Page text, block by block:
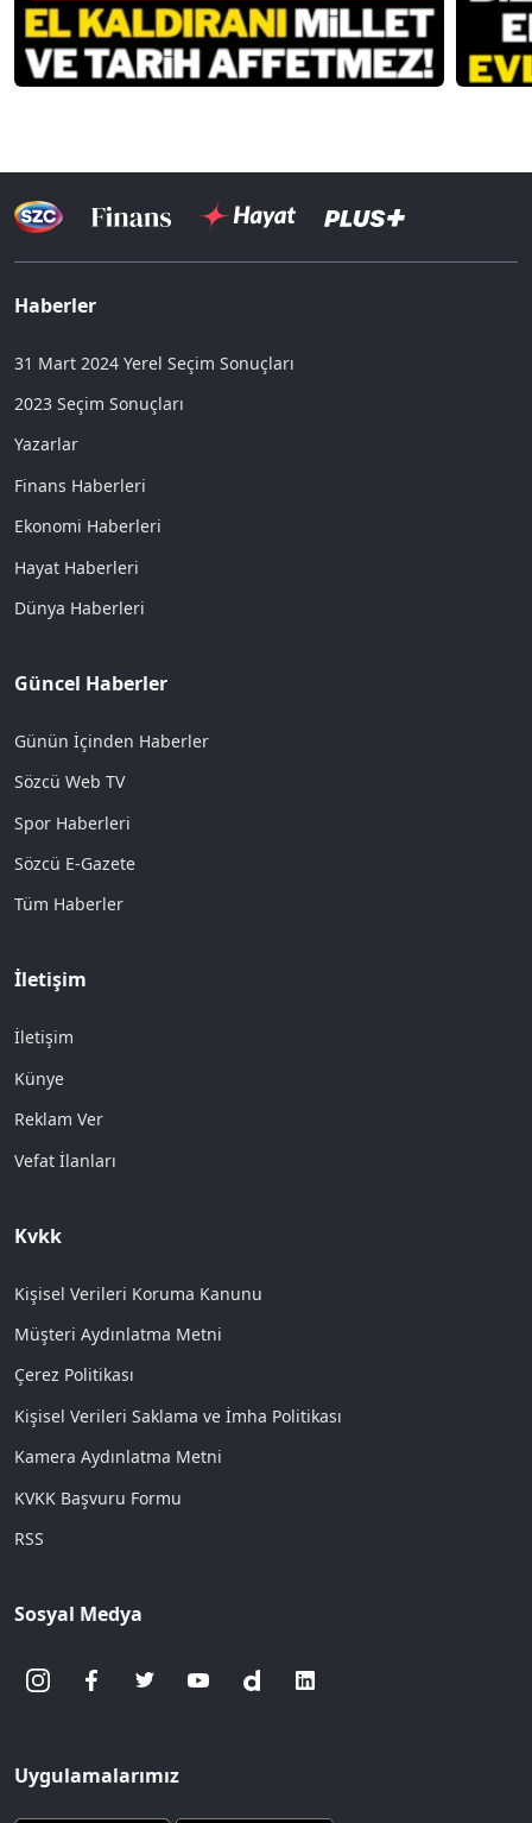
Haberler
31 Mart 2024 Yerel Seçim Sonuçları
2023 Seçim Sonuçları
Yazarlar
Finans Haberleri
Ekonomi Haberleri
Hayat Haberleri
Dünya Haberleri
Güncel Haberler
Günün İçinden Haberler
Sözcü Web TV
Spor Haberleri
Sözcü E-Gazete
Tüm Haberler
İletişim
İletişim
Künye
Reklam Ver
Vefat İlanları
Kvkk
Kişisel Verileri Koruma Kanunu
Müşteri Aydınlatma Metni
Çerez Politikası
Kişisel Verileri Saklama ve İmha Politikası
Kamera Aydınlatma Metni
KVKK Başvuru Formu
RSS
Sosyal Medya
Uygulamalarımız